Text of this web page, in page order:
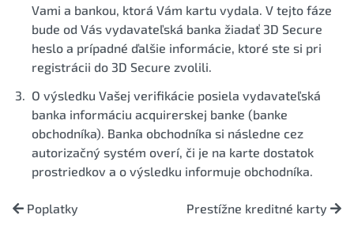
Vami a bankou, ktorá Vám kartu vydala. V tejto fáze
bude od Vás vydavateľská banka žiadať 3D Secure
heslo a prípadné ďalšie informácie, ktoré ste si pri
registrácii do 3D Secure zvolili.
O výsledku Vašej verifikácie posiela vydavateľská
banka informáciu acquirerskej banke (banke
obchodníka). Banka obchodníka si následne cez
autorizačný systém overí, či je na karte dostatok
prostriedkov a o výsledku informuje obchodníka.
Poplatky Prestížne kreditné karty